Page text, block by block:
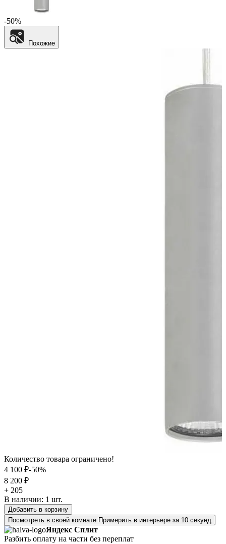
-50%
Похожие
Количество товара ограничено!
4 100 ₽-50%
8 200 ₽
+ 205
В наличии: 1 шт.
Добавить в корзину
Посмотреть в своей комнате Примерить в интерьере за 10 секунд
Яндекс Сплит
Разбить оплату на части без переплат